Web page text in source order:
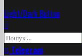
Light/Dark Button
Пошук:
Telegram